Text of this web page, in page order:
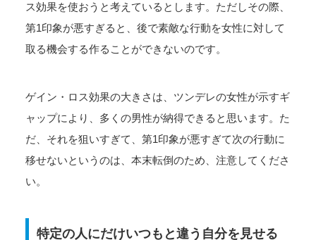
ス効果を使おうと考えているとします。ただしその際、
第1印象が悪すぎると、後で素敵な行動を女性に対して
取る機会する作ることができないのです。
ゲイン・ロス効果の大きさは、ツンデレの女性が示すギ
ャップにより、多くの男性が納得できると思います。た
だ、それを狙いすぎて、第1印象が悪すぎて次の行動に
移せないというのは、本末転倒のため、注意してくださ
い。
特定の人にだけいつもと違う自分を見せる